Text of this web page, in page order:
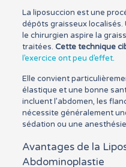
La liposuccion est une
dépôts graisseux localisés.
le chirurgien aspire la
traitées. Cette technique
l’exercice ont peu d’effet.
Elle convient
élastique et une bonne
incluent l’abdomen, les
nécessite généralement
sédation ou une
Avantages de la
Abdominoplastie